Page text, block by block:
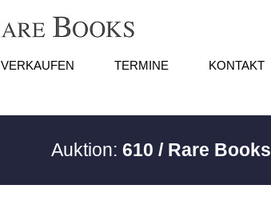
VERKAUFEN TERMINE KONTAKT
Auktion:610 / Rare Books